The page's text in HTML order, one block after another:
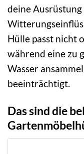
deine
Hülle passt nicht
während eine zu
Wasser
beeinträchtigt.
Das sind die